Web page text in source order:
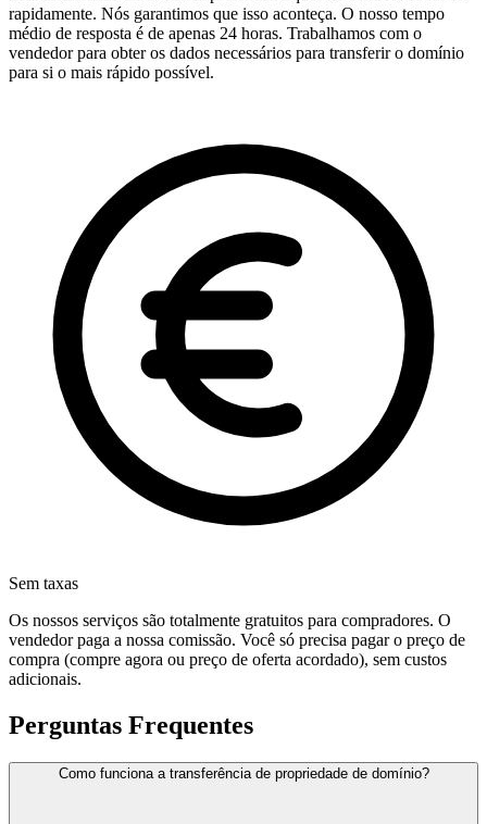
rapidamente. Nós garantimos que isso aconteça. O nosso tempo
médio de resposta é de apenas 24 horas. Trabalhamos com o
vendedor para obter os dados necessários para transferir o domínio
para si o mais rápido possível.
Sem taxas
Os nossos serviços são totalmente gratuitos para compradores. O
vendedor paga a nossa comissão. Você só precisa pagar o preço de
compra (compre agora ou preço de oferta acordado), sem custos
adicionais.
Perguntas Frequentes
Como funciona a transferência de propriedade de domínio?